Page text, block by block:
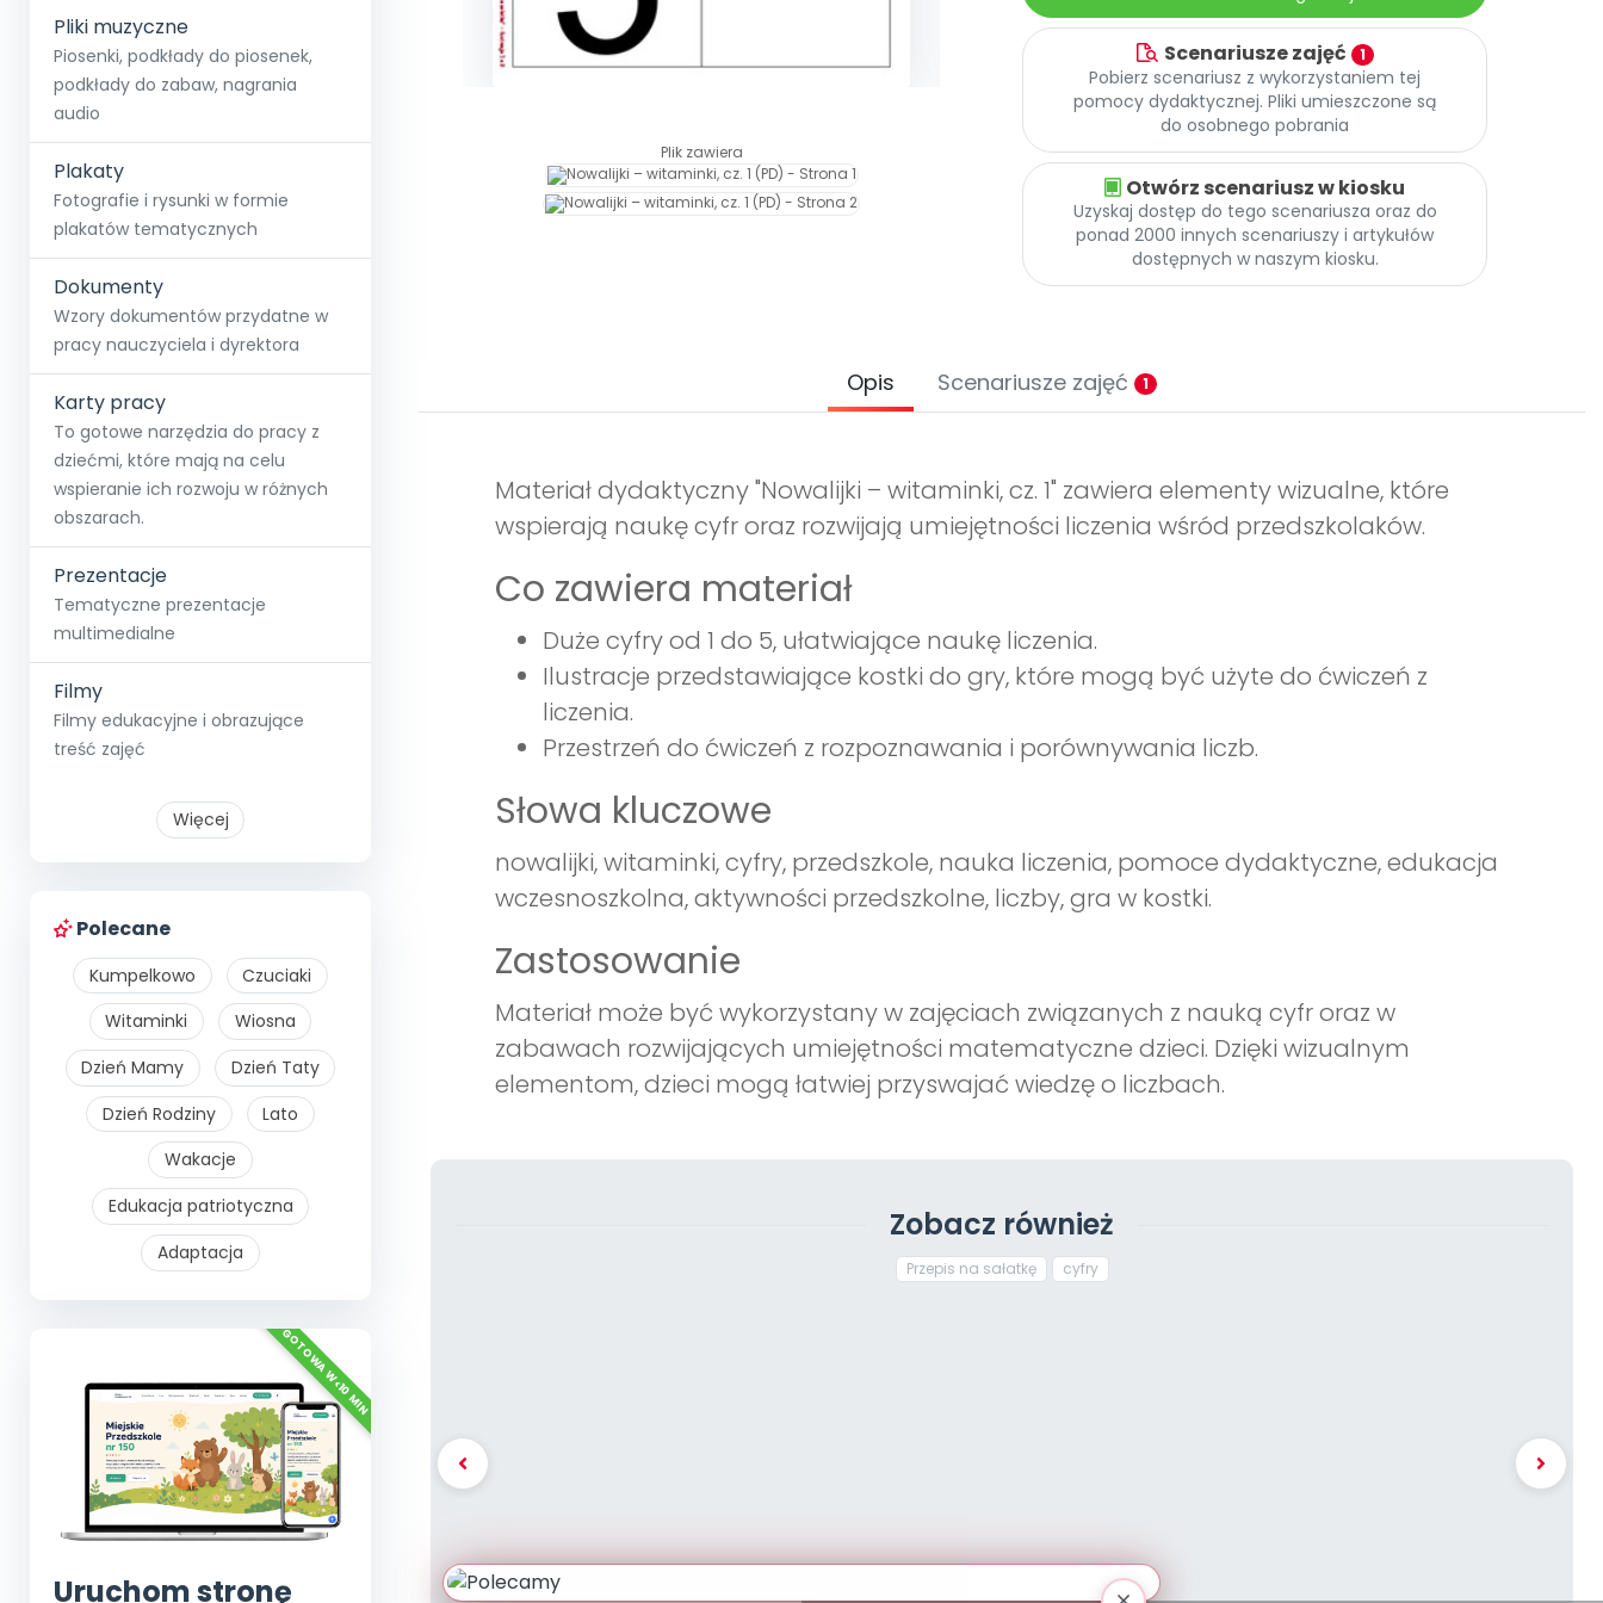
Pliki muzyczne
Piosenki, podkłady do piosenek,
podkłady do zabaw, nagrania
audio
Plakaty
Fotografie i rysunki w formie
plakatów tematycznych
Dokumenty
Wzory dokumentów przydatne w
pracy nauczyciela i dyrektora
Karty pracy
To gotowe narzędzia do pracy z
dziećmi, które mają na celu
wspieranie ich rozwoju w różnych
obszarach.
Prezentacje
Tematyczne prezentacje
multimedialne
Filmy
Filmy edukacyjne i obrazujące
treść zajęć
Więcej
Polecane
Kumpelkowo
Czuciaki
Witaminki
Wiosna
Dzień Mamy
Dzień Taty
Dzień Rodziny
Lato
Wakacje
Edukacja patriotyczna
Adaptacja
Uruchom stronę
Plik zawiera
Scenariusze zajęć 1
Pobierz scenariusz z wykorzystaniem tej
pomocy dydaktycznej. Pliki umieszczone są
do osobnego pobrania
Otwórz scenariusz w kiosku
Uzyskaj dostęp do tego scenariusza oraz do
ponad 2000 innych scenariuszy i artykułów
dostępnych w naszym kiosku.
Opis Scenariusze zajęć 1
Materiał dydaktyczny "Nowalijki – witaminki, cz. 1" zawiera elementy wizualne, które
wspierają naukę cyfr oraz rozwijają umiejętności liczenia wśród przedszkolaków.
Co zawiera materiał
Duże cyfry od 1 do 5, ułatwiające naukę liczenia.
Ilustracje przedstawiające kostki do gry, które mogą być użyte do ćwiczeń z
liczenia.
Przestrzeń do ćwiczeń z rozpoznawania i porównywania liczb.
Słowa kluczowe
nowalijki, witaminki, cyfry, przedszkole, nauka liczenia, pomoce dydaktyczne, edukacja
wczesnoszkolna, aktywności przedszkolne, liczby, gra w kostki.
Zastosowanie
Materiał może być wykorzystany w zajęciach związanych z nauką cyfr oraz w
zabawach rozwijających umiejętności matematyczne dzieci. Dzięki wizualnym
elementom, dzieci mogą łatwiej przyswajać wiedzę o liczbach.
Zobacz również
Przepis na sałatkę cyfry